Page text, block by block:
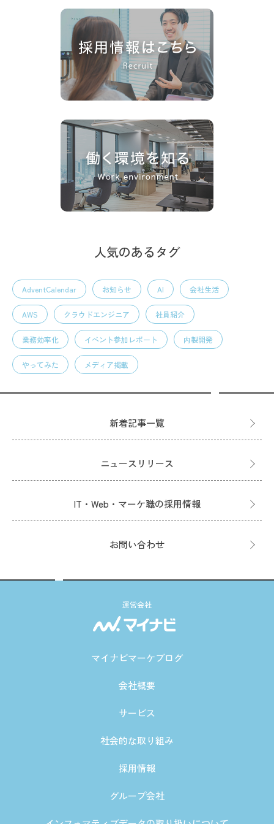
人気のあるタグ
AdventCalendar お知らせ AI 会社生活
AWS クラウドエンジニア 社員紹介
業務効率化 イベント参加レポート 内製開発
やってみた メディア掲載
新着記事一覧
ニュースリリース
IT・Web・マーケ職の採用情報
お問い合わせ
運営会社
マイナビマーケブログ
会社概要
サービス
社会的な取り組み
採用情報
グループ会社